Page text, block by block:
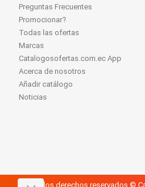
Preguntas Frecuentes
Promocionar?
Todas las ofertas
Marcas
Catalogosofertas.com.ec App
Acerca de nosotros
Añadir catálogo
Noticias
Todos los derechos reservados ©